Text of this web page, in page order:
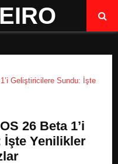
Geliştiricilere Sundu: İşte
26 Beta 1’i
Yenilikler